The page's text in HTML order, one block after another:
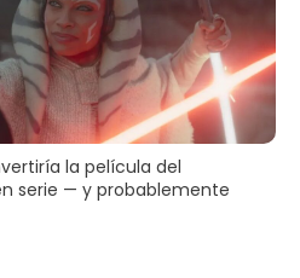
la película del
serie — y probablemente